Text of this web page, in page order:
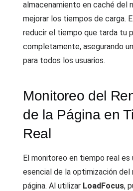
almacenamiento en caché del
mejorar los tiempos de carga.
reducir el tiempo que tarda tu
completamente, asegurando
para todos los usuarios.
Monitoreo del
de la Página en
Real
El monitoreo en tiempo real
esencial de la optimización del
página. Al utilizar LoadFocus,